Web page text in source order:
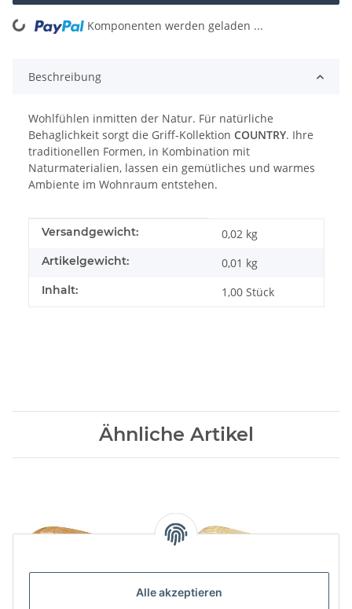
Alle akzeptieren
Loading... Komponenten werden geladen ...
Beschreibung
Wohlfühlen inmitten der Natur. Für natürliche
Behaglichkeit sorgt die Griff-Kollektion COUNTRY. Ihre
traditionellen Formen, in Kombination mit
Naturmaterialien, lassen ein gemütliches und warmes
Ambiente im Wohnraum entstehen.
Produkteigenschaft
Wert
Versandgewicht: 0,02 kg
Artikelgewicht: 0,01 kg
Inhalt: 1,00 Stück
Ähnliche Artikel